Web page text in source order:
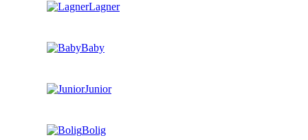
Lagner
Baby
Junior
Bolig